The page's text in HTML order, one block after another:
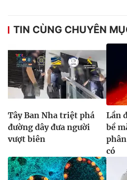
TIN CÙNG CHUYÊN
Tây Ban Nha triệt phá
đường dây đưa người
vượt biên
Lần
bề
có